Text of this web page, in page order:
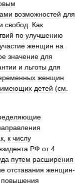
возможностей для
и свобод
Как
по улучшению
участие женщин на
значение для
и льготы для
женщин
имеющих детей (см
к числу
РФ от 4
путем расширения
отставания женщин-
повышения